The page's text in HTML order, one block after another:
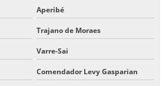
Aperibé
Trajano de Moraes
Varre-Sai
Comendador Levy Gasparian